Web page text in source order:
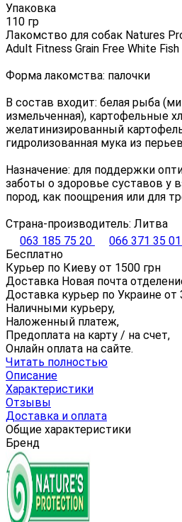
Упаковка
110 гр
Лакомство для собак Natures
Adult Fitness Grain Free White Fish
Форма лакомства: палочки
В состав входит: белая рыба
измельченная), картофельные
желатинизированный
гидролизованная мука из
Назначение: для поддержки
заботы о здоровье суставов у
пород, как поощрения или для
Страна-производитель: Литва
063 185 75 20
066 371 35 01
Бесплатно
Курьер по Киеву от 1500 грн
Доставка Новая почта
Доставка курьер по Украине от
Наличными курьеру,
Наложенный платеж,
Предоплата на карту / на счет,
Онлайн оплата на сайте.
Читать полностью
Описание
Характеристики
Отзывы
Доставка и оплата
Общие характеристики
Бренд